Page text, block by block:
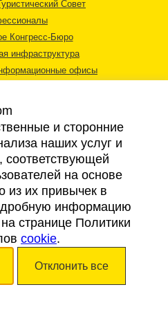
Совет
Конгресс-Бюро
инфраструктура
офисы
информация
Туристический Совет. Все права
и сторонние
наших услуг и
соответствующей
на основе
из их привычек в
информацию
странице Политики
cookie.
Отклонить все